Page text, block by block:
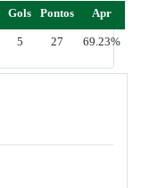
Gols Pontos Apr
5 27 69.23%